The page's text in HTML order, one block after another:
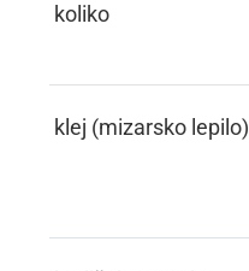
koliko
klej (mizarsko lepilo)